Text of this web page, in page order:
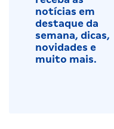
notícias em
destaque da
semana, dicas,
novidades e
muito mais.